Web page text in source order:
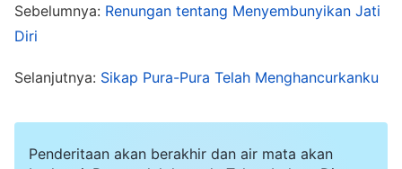
orang lain. Jika aku mempromosikannya lagi dan
dia berperilaku yang sama, akankah pemimpin
berpikir bahwa aku kurang memiliki pemahaman
Aku tetap tidak yakin apakah Khloe dapat
menjalankan peran sebagai pengawas lagi, tetapi
Sebelumnya: Renungan tentang Menyembunyikan Jati
Diri
Selanjutnya: Sikap Pura-Pura Telah Menghancurkanku
Penderitaan akan berakhir dan air mata akan